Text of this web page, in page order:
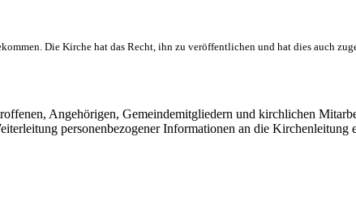
Die Kirche hat das Recht, ihn zu veröffentlichen und hat dies auch
Angehörigen, Gemeindemitgliedern und kirchlichen
personenbezogener Informationen an die